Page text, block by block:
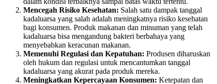
Mencegah Risiko Kesehatan: Salah satu dampak tanggal
kadaluarsa yang salah adalah meningkatnya risiko kesehatan
bagi konsumen. Produk makanan dan minuman yang telah
kadaluarsa bisa mengandung bakteri berbahaya yang
menyebabkan keracunan makanan.
Memenuhi Regulasi dan Kepatuhan: Produsen diharuskan
oleh hukum dan regulasi untuk mencantumkan tanggal
kadaluarsa yang akurat pada produk mereka.
Meningkatkan Kepercayaan Konsumen: Ketepatan dan